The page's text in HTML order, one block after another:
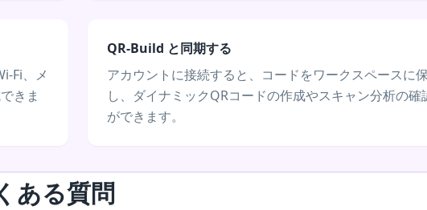
Fi、メ
きま
QR-Build と同期する
アカウントに接続すると、コードをワークスペースに
し、ダイナミックQRコードの作成やスキャン分析の確
ができます。
ある質問